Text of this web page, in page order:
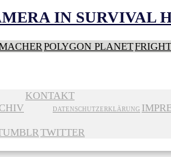
IN SURVIVAL
POLYGON PLANET
KONTAKT
DATENSCHUTZERKLÄRUNG
TWITTER